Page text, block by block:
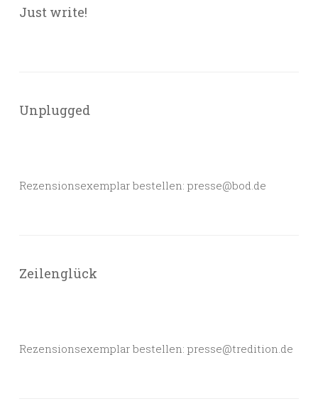
Just write!
Unplugged
Rezensionsexemplar bestellen: presse@bod.de
Zeilenglück
Rezensionsexemplar bestellen: presse@tredition.de